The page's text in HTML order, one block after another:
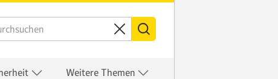
Weitere Themen